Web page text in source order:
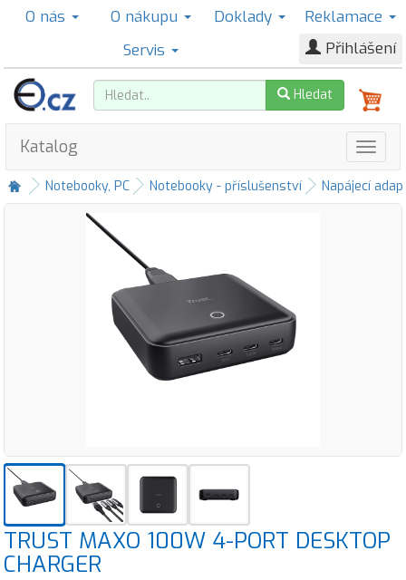
O nás O nákupu Doklady
Reklamace
Servis
Přihlášení
Hledat
Katalog
Notebooky, PC Notebooky - příslušenství Napájecí
TRUST MAXO 100W 4-PORT DESKTOP
CHARGER